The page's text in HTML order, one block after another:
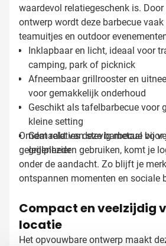
waardevol relatiegeschenk is.
ontwerp wordt deze barbecue
teamuitjes en outdoor
Inklapbaar en licht, ideaal voor
camping, park of picknick
Afneembaar grillrooster en
voor gemakkelijk onderhoud
Geschikt als tafelbarbecue voor
kleine setting
Gemaakt van stevig metaal voor
grillplezier
Omdat relaties deze barbecue bij
gelegenheden gebruiken, komt je
onder de aandacht. Zo blijft je
ontspannen momenten en sociale
Compact en veelzijdig
locatie
Het opvouwbare ontwerp maakt